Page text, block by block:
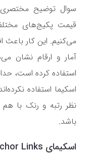
سوال توضیح مختصری
قیمت پکیج‌های
می‌کنیم. این کار
آمار و ارقام نشان
استفاده کرده است‌،
اسکیما استفاده
نظر رتبه و رنک با
باشد.
اسکیمای Links